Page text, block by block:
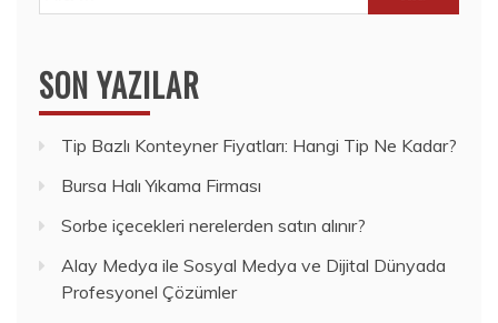
SON YAZILAR
Tip Bazlı Konteyner Fiyatları: Hangi Tip Ne Kadar?
Bursa Halı Yıkama Firması
Sorbe içecekleri nerelerden satın alınır?
Alay Medya ile Sosyal Medya ve Dijital Dünyada
Profesyonel Çözümler